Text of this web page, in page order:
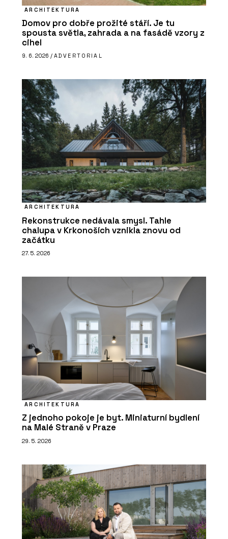
ARCHITEKTURA
Domov pro dobře prožité stáří. Je tu
spousta světla, zahrada a na fasádě vzory z
cihel
9. 6. 2026 / ADVERTORIAL
ARCHITEKTURA
Rekonstrukce nedávala smysl. Tahle
chalupa v Krkonoších vznikla znovu od
začátku
27. 5. 2026
ARCHITEKTURA
Z jednoho pokoje je byt. Miniaturní bydlení
na Malé Straně v Praze
29. 5. 2026